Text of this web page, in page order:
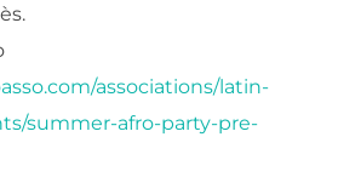
associations/latin-
summer-afro-party-pre-